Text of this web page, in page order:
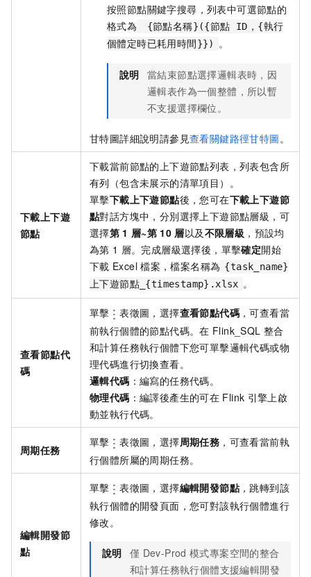
按照節點關鍵字搜尋，列表中可選節點的
格式為
{節點名稱}({節點 ID，{執行
個體定時已耗用時間}})
。
說明 當結束節點選擇邏輯表時，因
邏輯表作為一個整體，所以暫
不支援選擇欄位。
甘特圖詳細說明請參見查看關鍵路徑甘特圖 。
下載上下遊
節點
下載當前節點的上下遊節點列表，列表包含所
有列（包含未展示的清單項目）。
單擊下載上下遊節點後，您可在下載上下遊節
點對話方塊中，分別選擇上下遊節點層級，可
選擇第 1 層~第 10 層以及不限層級 ，預設均
為第 1 層。完成層級選擇後，單擊確定開始
下載 Excel 檔案，檔案名稱為 {task_name}
上下遊節點_{timestamp}.xlsx 。
查看節點代
碼
單擊 表徵圖，選擇查看節點代碼 ，可查看當
前執行個體的節點代碼。在 Flink_SQL 整合
和計算任務執行個體下您可單擊邏輯代碼或物
理代碼進行切換查看。
邏輯代碼 ：編寫的任務代碼。
物理代碼 ：編譯後產生的可在 Flink 引擎上啟
動並執行代碼。
周期任務
單擊 表徵圖，選擇周期任務 ，可查看當前執
行個體所屬的周期任務。
編輯開發節
點
單擊 表徵圖，選擇編輯開發節點 ，跳轉到該
執行個體的開發頁面，您可對該執行個體進行
修改。
說明 僅 Dev-Prod 模式專案空間的整合
和計算任務執行個體支援編輯開發